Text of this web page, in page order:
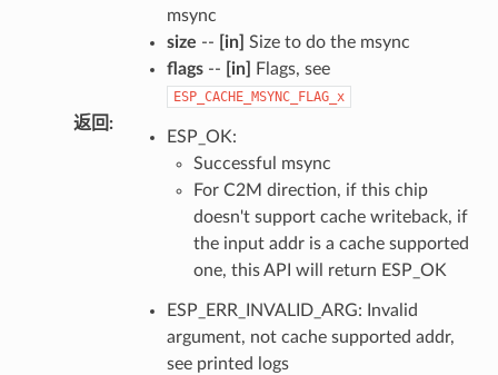
msync
size -- [in] Size to do the msync
flags-- [in] Flags, see
ESP_CACHE_MSYNC_FLAG_x
返回:
ESP_OK:
Successful msync
For C2M direction, if this chip
doesn't support cache writeback, if
the input addr is a cache supported
one, this API will return ESP_OK
ESP_ERR_INVALID_ARG: Invalid
argument, not cache supported addr,
see printed logs